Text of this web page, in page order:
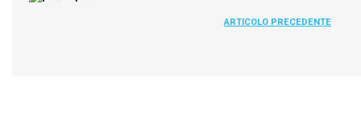
ARTICOLO PRECEDENTE